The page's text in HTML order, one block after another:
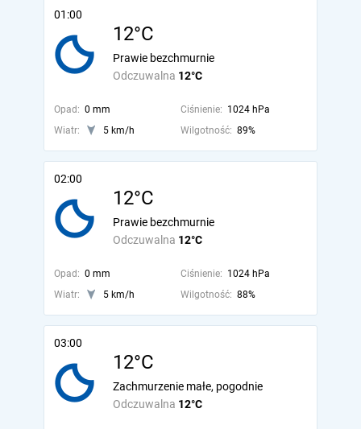
01:00
12°C
Odczuwalna 12°C
Prawie bezchmurnie
Opad: 0 mm Ciśnienie: 1024 hPa
Wiatr:
5 km/h Wilgotność: 89%
02:00
12°C
Odczuwalna 12°C
Prawie bezchmurnie
Opad: 0 mm Ciśnienie: 1024 hPa
Wiatr:
5 km/h Wilgotność: 88%
03:00
12°C
Odczuwalna 12°C
Zachmurzenie małe, pogodnie